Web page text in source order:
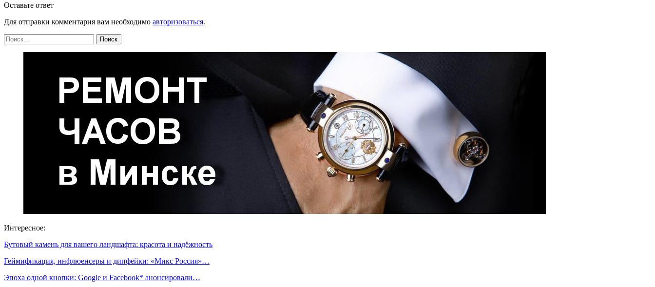
Оставьте ответ
Для отправки комментария вам необходимо авторизоваться.
Интересное:
Бутовый камень для вашего ландшафта: красота и надёжность
Геймификация, инфлюенсеры и дипфейки: «Микс Россия»…
Эпоха одной кнопки: Google и Facebook* анонсировали…